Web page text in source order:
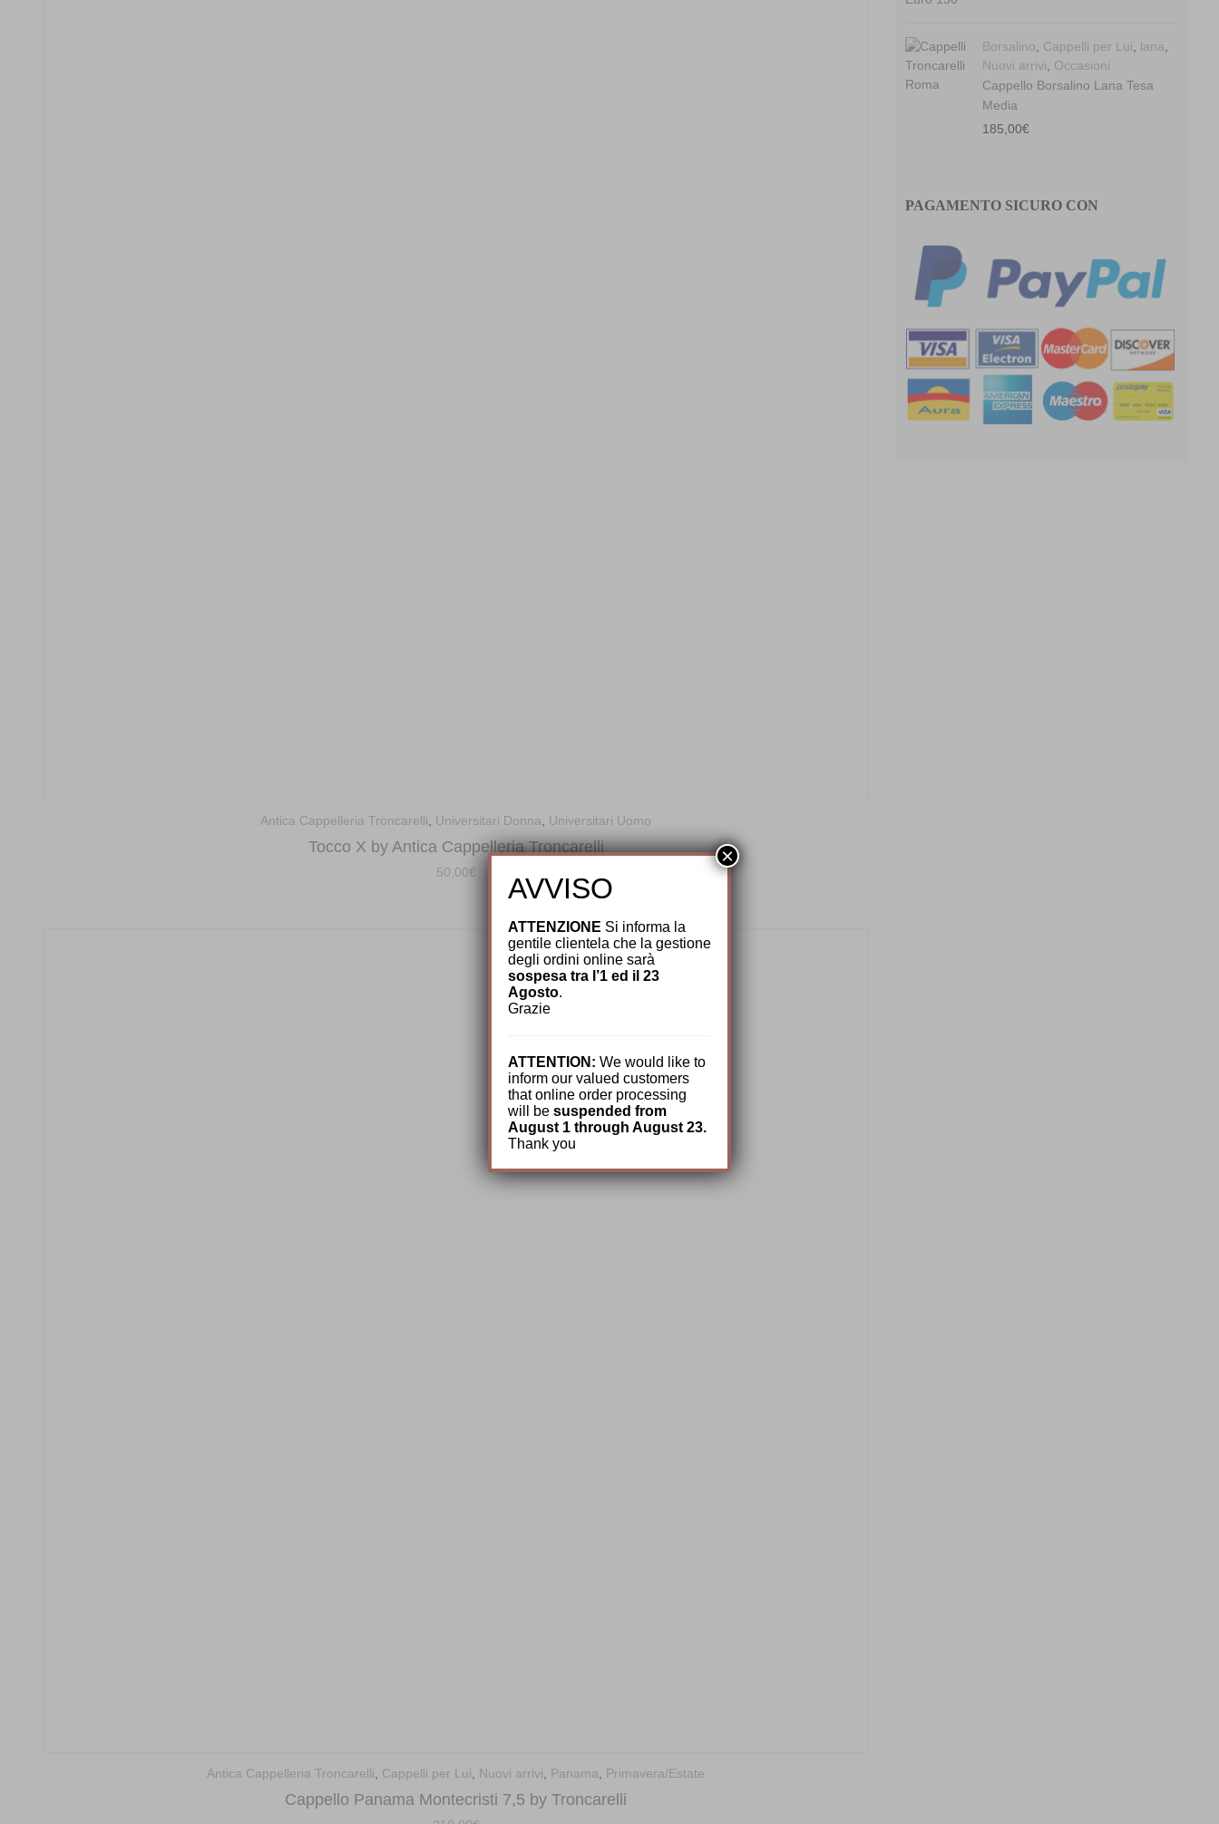
Antica Cappelleria Troncarelli, Universitari Donna, Universitari Uomo
Tocco X by Antica Cappelleria Troncarelli
50,00€
Antica Cappelleria Troncarelli Cappelli per Lui Nuovi arrivi Panama Primavera/Estate
Cappello Panama Montecristi 7,5 by Troncarelli
Borsalino Cappelli per Lui lana
Nuovi arrivi
Occasioni
Cappello Borsalino Lana Tesa
Media
185,00€
PAGAMENTO SICURO CON
AVVISO
ATTENZIONE Si informa la
gentile clientela che la gestione
degli ordini online sarà
sospesa tra l’1 ed il 23
Agosto.
Grazie
ATTENTION: We would like to
inform our valued customers
that online order processing
will be suspended from
August 1 through August 23.
Thank you
×